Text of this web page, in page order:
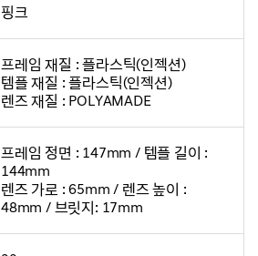
핑크
프레임 재질 : 플라스틱(인젝션)
템플 재질 : 플라스틱(인젝션)
렌즈 재질 : POLYAMADE
프레임 정면 : 147mm / 템플 길이 :
144mm
렌즈 가로 : 65mm / 렌즈 높이 :
48mm / 브릿지: 17mm